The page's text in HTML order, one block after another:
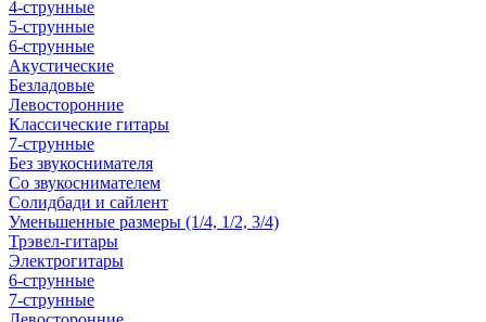
4-струнные
5-струнные
6-струнные
Акустические
Безладовые
Левосторонние
Классические гитары
7-струнные
Без звукоснимателя
Со звукоснимателем
Солидбади и сайлент
Уменьшенные размеры (1/4, 1/2, 3/4)
Трэвел-гитары
Электрогитары
6-струнные
7-струнные